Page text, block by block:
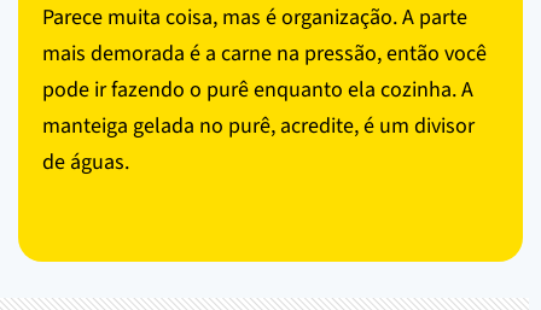
Parece muita coisa, mas é organização. A parte
mais demorada é a carne na pressão, então você
pode ir fazendo o purê enquanto ela cozinha. A
manteiga gelada no purê, acredite, é um divisor
de águas.